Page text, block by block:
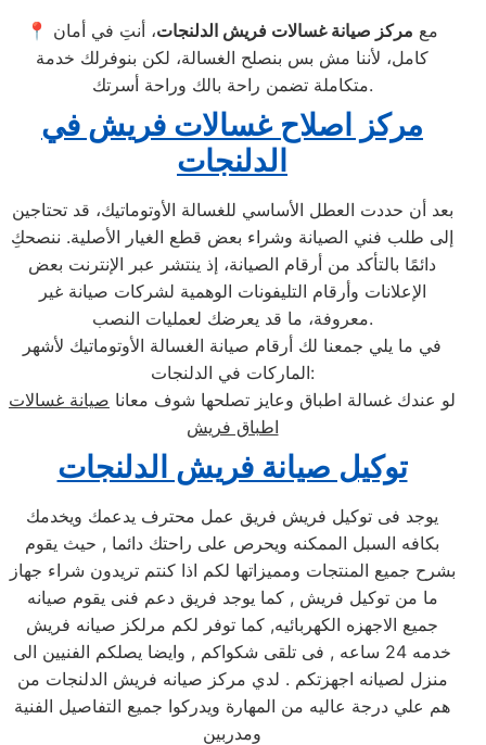
📍 مع مركز صيانة غسالات فريش الدلنجات، أنتِ في أمان
كامل، لأننا مش بس بنصلح الغسالة، لكن بنوفرلك خدمة
متكاملة تضمن راحة بالك وراحة أسرتك.
مركز اصلاح غسالات فريش في
الدلنجات
بعد أن حددت العطل الأساسي للغسالة الأوتوماتيك، قد تحتاجين
إلى طلب فني الصيانة وشراء بعض قطع الغيار الأصلية. ننصحكِ
دائمًا بالتأكد من أرقام الصيانة، إذ ينتشر عبر الإنترنت بعض
الإعلانات وأرقام التليفونات الوهمية لشركات صيانة غير
معروفة، ما قد يعرضك لعمليات النصب.
في ما يلي جمعنا لك أرقام صيانة الغسالة الأوتوماتيك لأشهر
الماركات في الدلنجات:
لو عندك غسالة اطباق وعايز تصلحها شوف معانا صيانة غسالات
اطباق فريش
توكيل صيانة فريش الدلنجات
يوجد فى توكيل فريش فريق عمل محترف يدعمك ويخدمك
بكافه السبل الممكنه ويحرص على راحتك دائما , حيث يقوم
بشرح جميع المنتجات ومميزاتها لكم اذا كنتم تريدون شراء جهاز
ما من توكيل فريش , كما يوجد فريق دعم فنى يقوم صيانه
جميع الاجهزه الكهربائيه, كما توفر لكم مرلكز صيانه فريش
خدمه 24 ساعه , فى تلقى شكواكم , وايضا يصلكم الفنيين الى
منزل لصيانه اجهزتكم . لدي مركز صيانه فريش الدلنجات من
هم علي درجة عاليه من المهارة ويدركوا جميع التفاصيل الفنية
ومدربين